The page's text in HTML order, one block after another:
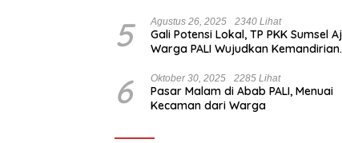
Turut Berduka Cita.
5 Agustus 26, 2025 2340 Lihat
Gali Potensi Lokal, TP PKK Sumsel
Warga PALI Wujudkan Kemandirian
6 Oktober 30, 2025 2285 Lihat
Pasar Malam di Abab PALI, Menuai
Kecaman dari Warga